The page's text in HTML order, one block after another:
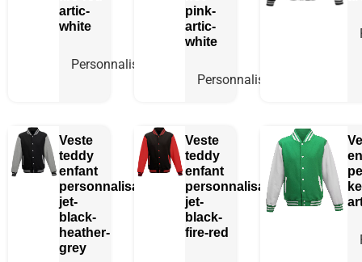
artic-
white
Personnaliser
pink-
artic-
white
Personnaliser
Veste
teddy
enfant
personnalisable
jet-
black-
heather-
grey
Veste
teddy
enfant
personnalisable
jet-
black-
fire-red